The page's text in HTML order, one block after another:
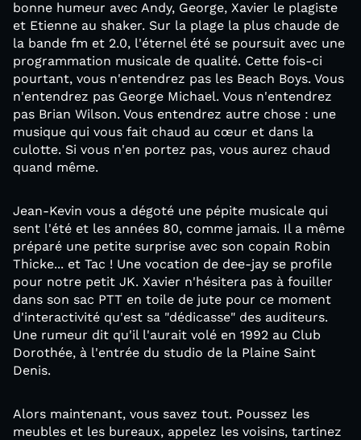
bonne humeur avec Andy, George, Xavier le plagiste
et Etienne au shaker. Sur la plage la plus chaude de
la bande fm et 2.0, l'éternel été se poursuit avec une
programmation musicale de qualité. Cette fois-ci
pourtant, vous n'entendrez pas les Beach Boys. Vous
n'entendrez pas George Michael. Vous n'entendrez
pas Brian Wilson. Vous entendrez autre chose : une
musique qui vous fait chaud au cœur et dans la
culotte. Si vous n'en portez pas, vous aurez chaud
quand même.
Jean-Kevin vous a dégoté une pépite musicale qui
sent l'été et les années 80, comme jamais. Il a même
préparé une petite surprise avec son copain Robin
Thicke... et Tac ! Une vocation de dee-jay se profile
pour notre petit JK. Xavier n'hésitera pas à fouiller
dans son sac PTT en toile de jute pour ce moment
d'interactivité qu'est sa "dédicasse" des auditeurs.
Une rumeur dit qu'il l'aurait volé en 1992 au Club
Dorothée, à l'entrée du studio de la Plaine Saint
Denis.
Alors maintenant, vous savez tout. Poussez les
meubles et les bureaux, appelez les voisins, tartinez